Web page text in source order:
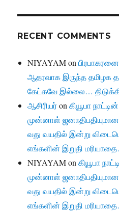
RECENT COMMENTS
NIYAYAMon
ஆதரவாக இருந்த தமிழக
கேட்கவே இல்லை…
ஆசிரியர்onகியூபா
முன்னாள்
வது வயதில் இன்று
எங்களின் இறுதி
NIYAYAMonகியூபா
முன்னாள்
வது வயதில் இன்று
எங்களின் இறுதி